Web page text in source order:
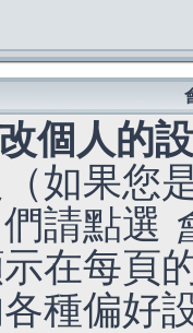
個人的
如果您
請點選
在每頁
種偏好